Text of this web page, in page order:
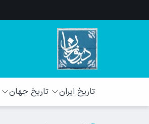
تاریخ ایران تاریخ جهان